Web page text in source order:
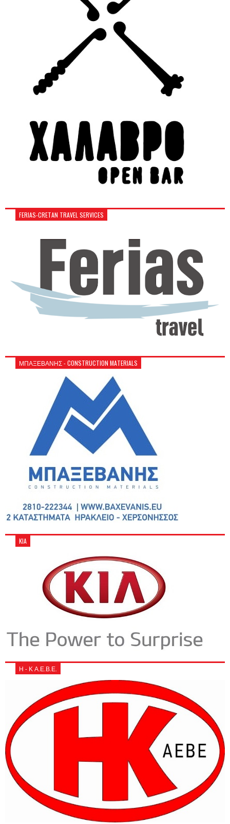
FERIAS-CRETAN TRAVEL SERVICES
ΜΠΑΞΕΒΑΝΗΣ - CONSTRUCTION MATERIALS
KIA
Η - Κ Α.Ε.Β.Ε.